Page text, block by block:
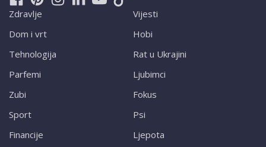
Zdravlje
Dom i vrt
Tehnologija
Parfemi
Zubi
Sport
Financije
Vijesti
Hobi
Rat u Ukrajini
Ljubimci
Fokus
Psi
Ljepota